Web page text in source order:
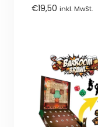
0
von
€19,50 inkl. MwSt.